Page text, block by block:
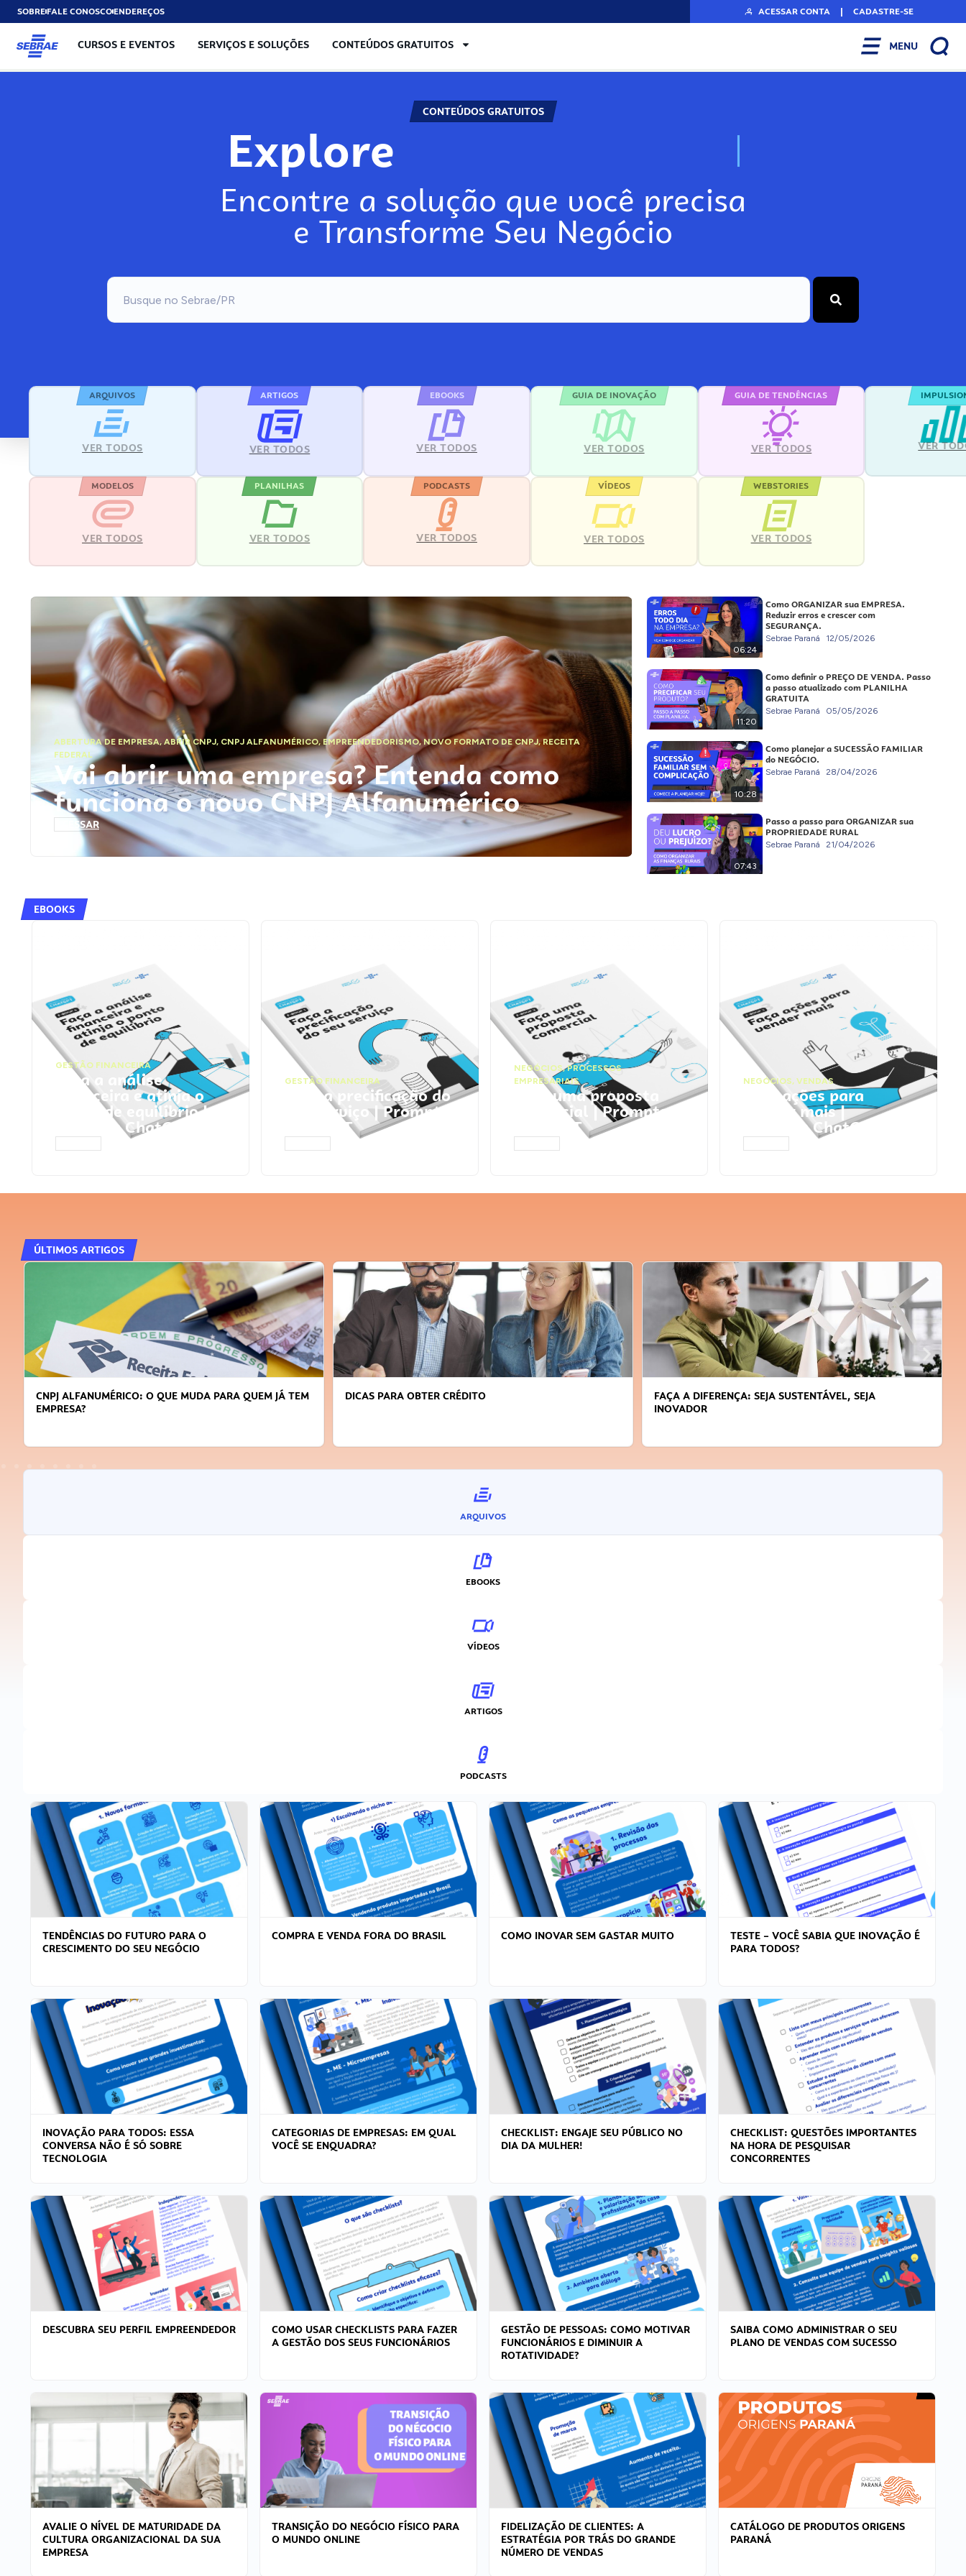
SOBREFALE CONOSCOENDEREÇOS ACESSAR CONTA | CADASTRE-SE
CURSOS E EVENTOS SERVIÇOS E SOLUÇÕES CONTEÚDOS GRATUITOS MENU
CONTEÚDOS GRATUITOS
Explore N
Encontre a solução que você precisa
e Transforme Seu Negócio
ARQUIVOS
VER TODOS
ARTIGOS
VER TODOS
EBOOKS
VER TODOS
GUIA DE INOVAÇÃO
VER TODOS
GUIA DE TENDÊNCIAS
VER TODOS VER
MODELOS
VER TODOS
PLANILHAS
VER TODOS
PODCASTS
VER TODOS
VÍDEOS
VER TODOS
WEBSTORIES
VER TODOS
ABERTURA DE EMPRESA,ABRIR CNPJ, CNPJ ALFANUMÉRICO, EMPREENDEDORISMO,NOVO FORMATO DE CNPJ,RECEITA
FEDERAL
Vai abrir uma empresa? Entenda como
funciona o novo CNPJ Alfanumérico
ACESSAR
06:24
Como ORGANIZAR sua EMPRESA.
Reduzir erros e crescer com
SEGURANÇA.
Sebrae Paraná 12/05/2026
11:20
Como definir o PREÇO DE VENDA. Passo
a passo atualizado com PLANILHA
GRATUITA
Sebrae Paraná 05/05/2026
10:28
Como planejar a SUCESSÃO FAMILIAR
do NEGÓCIO.
Sebrae Paraná 28/04/2026
07:43
Passo a passo para ORGANIZAR sua
PROPRIEDADE RURAL
Sebrae Paraná 21/04/2026
EBOOKS
GESTÃO FINANCEIRA
Faça a análise
financeira e atinja o
ponto de equilíbrio |
Prompts ChatGPT
GESTÃO FINANCEIRA
Faça a precificação do
seu serviço | Prompts
ChatGPT
NEGÓCIOS,PROCESSOS
EMPRESARIAIS
Faça uma proposta
comercial | Prompts
ChatGPT
NEGÓCIOS, VENDAS
Faça ações para
vender mais |
Prompts ChatGPT
ÚLTIMOS ARTIGOS
DICAS PARA OBTER CRÉDITO
FAÇA A DIFERENÇA: SEJA SUSTENTÁVEL, SEJA
APRENDA A GERENCIAR O SEU TEMPO
ARQUIVOS
EBOOKS
VÍDEOS
ARTIGOS
PODCASTS
TENDÊNCIAS DO FUTURO PARA O
CRESCIMENTO DO SEU NEGÓCIO
COMPRA E VENDA FORA DO BRASIL COMO INOVAR SEM GASTAR MUITO
TESTE – VOCÊ SABIA QUE INOVAÇÃO É
PARA TODOS?
INOVAÇÃO PARA TODOS: ESSA
CONVERSA NÃO É SÓ SOBRE
TECNOLOGIA
CATEGORIAS DE EMPRESAS: EM QUAL
VOCÊ SE ENQUADRA?
CHECKLIST: ENGAJE SEU PÚBLICO NO
DIA DA MULHER!
CHECKLIST: QUESTÕES IMPORTANTES
NA HORA DE PESQUISAR
CONCORRENTES
DESCUBRA SEU PERFIL EMPREENDEDOR
COMO USAR CHECKLISTS PARA FAZER
A GESTÃO DOS SEUS FUNCIONÁRIOS
GESTÃO DE PESSOAS: COMO MOTIVAR
FUNCIONÁRIOS E DIMINUIR A
ROTATIVIDADE?
SAIBA COMO ADMINISTRAR O SEU
PLANO DE VENDAS COM SUCESSO
AVALIE O NÍVEL DE MATURIDADE DA
CULTURA ORGANIZACIONAL DA SUA
EMPRESA
TRANSIÇÃO DO NEGÓCIO FÍSICO PARA
O MUNDO ONLINE
FIDELIZAÇÃO DE CLIENTES: A
ESTRATÉGIA POR TRÁS DO GRANDE
NÚMERO DE VENDAS
CATÁLOGO DE PRODUTOS ORIGENS
PARANÁ